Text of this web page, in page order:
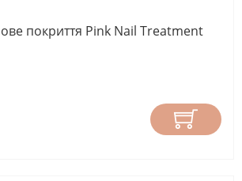
покриття Pink Nail Treatment